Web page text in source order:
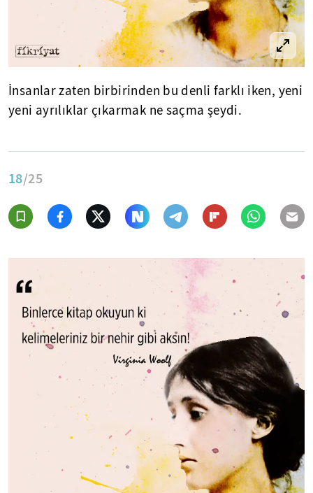
İnsanlar zaten birbirinden bu denli farklı iken, yeni
yeni ayrılıklar çıkarmak ne saçma şeydi.
18/25